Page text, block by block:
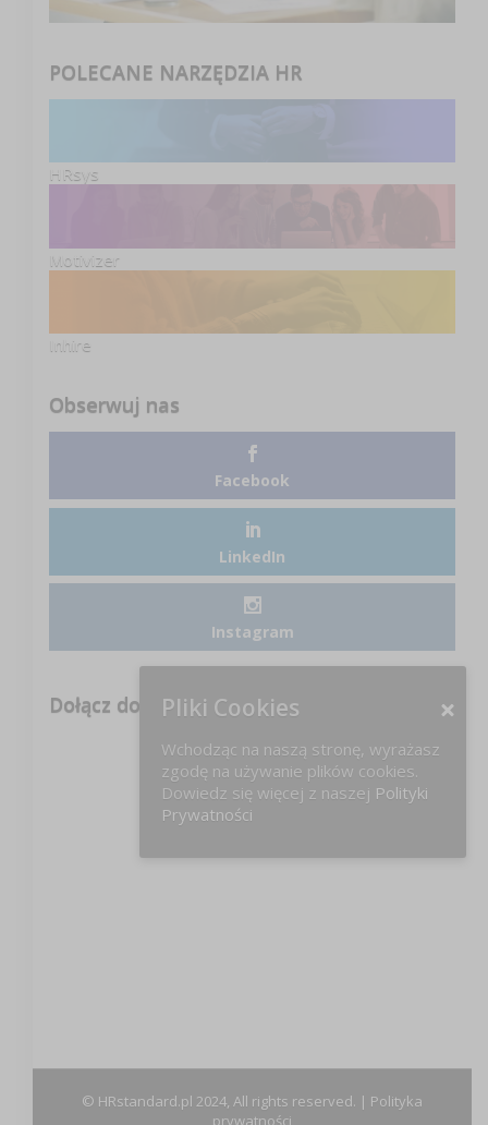
POLECANE NARZĘDZIA HR
HRsys
Motivizer
Inhire
Obserwuj nas
Facebook
LinkedIn
Instagram
Dołącz do nas na FB!
© HRstandard.pl 2024, All rights reserved. | Polityka
prywatności
Pliki Cookies
Wchodząc na naszą stronę, wyrażasz
zgodę na używanie plików cookies.
Dowiedz się więcej z naszej Polityki
Prywatności